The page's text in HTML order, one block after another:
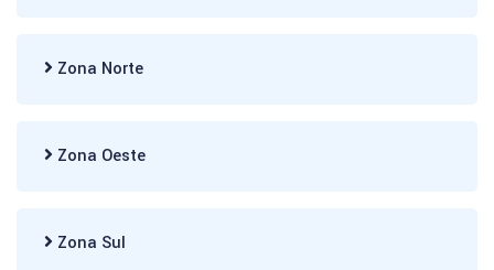
Zona Norte
Zona Oeste
Zona Sul